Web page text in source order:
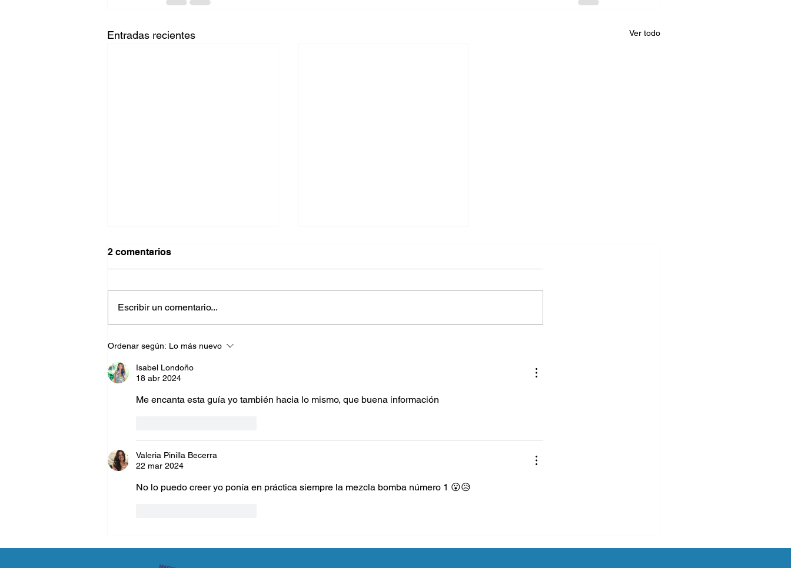
Entradas recientes Ver todo
¿Te salpicaste?… Consejos
para quitar las manchas y
cuidar tus prendas
2 comentarios
Escribir un comentario...
Ordenar según: Lo más nuevo
Isabel Londoño
18 abr 2024
Me encanta esta guía yo también hacia lo mismo, que buena información
Valeria Pinilla Becerra
22 mar 2024
No lo puedo creer yo ponía en práctica siempre la mezcla bomba número 1 😮😥